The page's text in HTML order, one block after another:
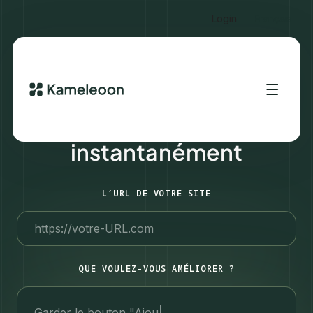
instantanément
L’URL DE VOTRE SITE
QUE VOULEZ-VOUS AMÉLIORER ?